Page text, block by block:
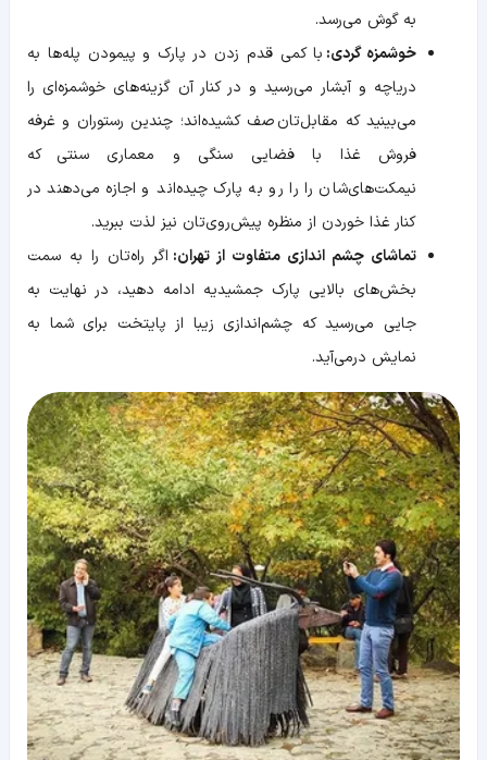
به گوش می‌رسد.
خوشمزه گردی: با کمی قدم زدن در پارک و پیمودن پله‌ها به
دریاچه و آبشار می‌رسید و در کنار آن گزینه‌های خوشمزه‌ای را
می‌بینید که مقابل‌تان صف کشیده‌اند؛ چندین رستوران و غرفه
فروش غذا با فضایی سنگی و معماری سنتی که
نیمکت‌های‌شان را را رو به پارک چیده‌اند و اجازه می‌دهند در
کنار غذا خوردن از منظره پیش‌روی‌تان نیز لذت ببرید.
تماشای چشم اندازی متفاوت از تهران: اگر راه‌تان را به سمت
بخش‌های بالایی پارک جمشیدیه ادامه دهید، در نهایت به
جایی می‌رسید که چشم‌اندازی زیبا از پایتخت برای شما به
نمایش درمی‌آید.